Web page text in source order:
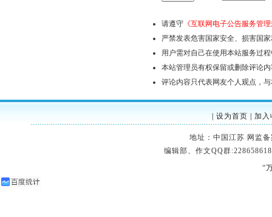
请遵守 《互联网电子公告服务管
严禁发表危害国家安全、损害国
用户需对自己在使用本站服务过
本站管理员有权保留或删除评论
评论内容只代表网友个人观点，
设为首页 加入
地址：中国江苏 网监
编辑部、作文QQ群
“